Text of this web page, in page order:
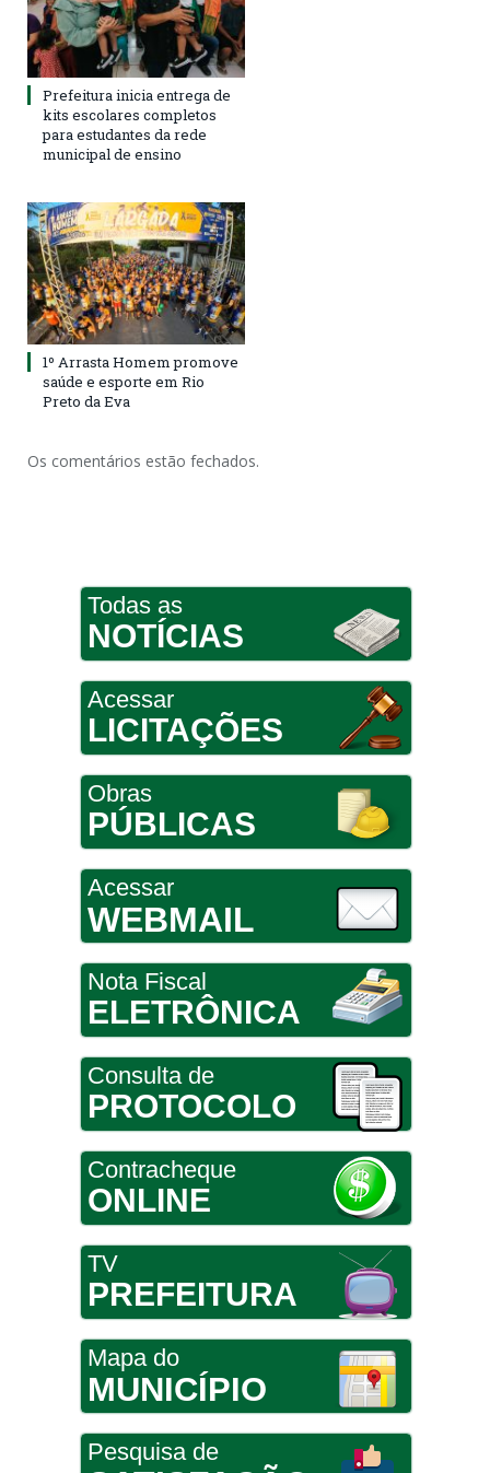
Prefeitura inicia entrega de
kits escolares completos
para estudantes da rede
municipal de ensino
1º Arrasta Homem promove
saúde e esporte em Rio
Preto da Eva
Os comentários estão fechados.
Todas as
NOTÍCIAS
Acessar
LICITAÇÕES
Obras
PÚBLICAS
Acessar
WEBMAIL
Nota Fiscal
ELETRÔNICA
Consulta de
PROTOCOLO
Contracheque
ONLINE
TV
PREFEITURA
Mapa do
MUNICÍPIO
Pesquisa de